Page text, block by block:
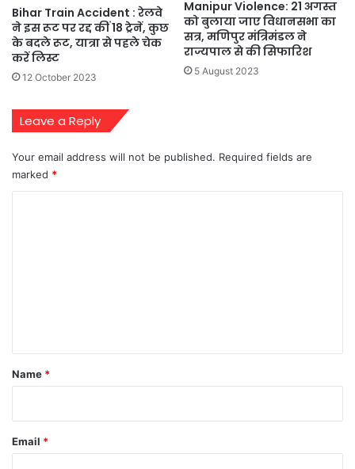
Bihar Train Accident : रेलवे
ने इस रूट पर रद्द कीं 18 ट्रेनें, कुछ
के बदले रूट, यात्रा से पहले चेक
करें लिस्ट
12 October 2023
Manipur Violence: 21 अगस्त
को बुलाया जाए विधानसभा का
सत्र, मणिपुर मंत्रिमंडल ने
राज्यपाल से की सिफारिश
5 August 2023
Leave a Reply
Your email address will not be published. Required fields are
marked *
*
Name *
Email *